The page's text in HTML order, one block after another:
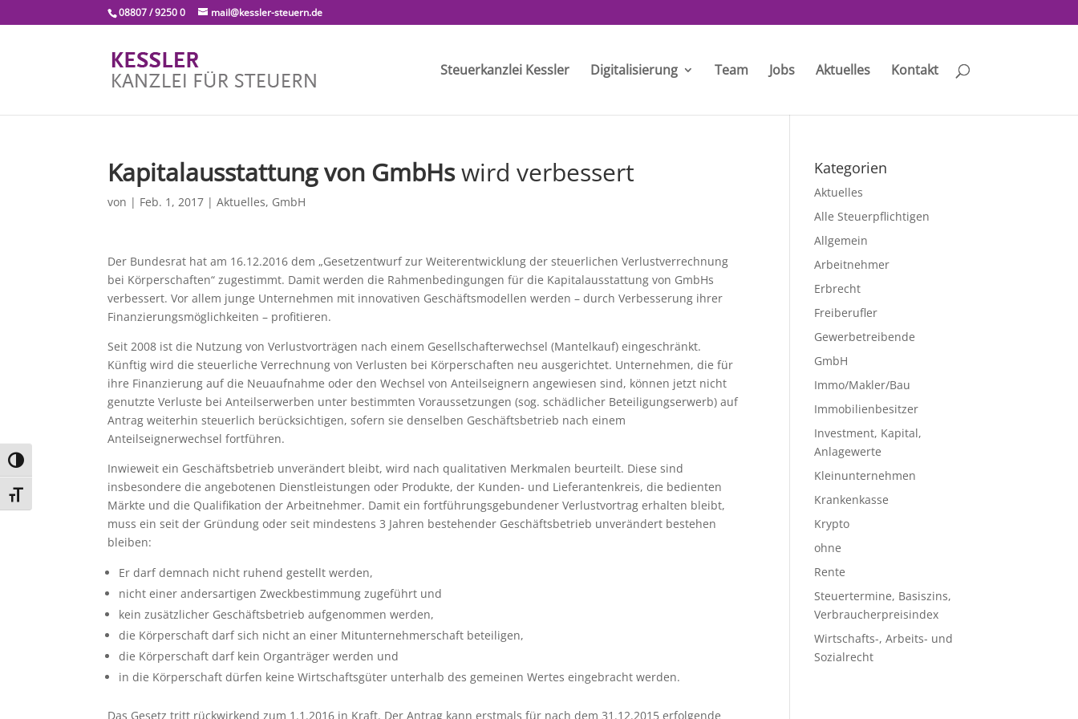
Umschalten auf hohe Kontraste
Schrift vergrößern
08807 / 9250 0 mail@kessler-steuern.de
Steuerkanzlei Kessler Digitalisierung Team Jobs Aktuelles Kontakt
Kapitalausstattung von GmbHswird verbessert
von | Feb. 1, 2017 |Aktuelles, GmbH
Der Bundesrat hat am 16.12.2016 dem „Gesetzentwurf zur Weiterentwicklung der steuerlichen Verlustverrechnung
bei Körperschaften“ zugestimmt. Damit werden die Rahmenbedingungen für die Kapitalausstattung von GmbHs
verbessert. Vor allem junge Unternehmen mit innovativen Geschäftsmodellen werden – durch Verbesserung ihrer
Finanzierungsmöglichkeiten – profitieren.
Seit 2008 ist die Nutzung von Verlustvorträgen nach einem Gesellschafterwechsel (Mantelkauf) eingeschränkt.
Künftig wird die steuerliche Verrechnung von Verlusten bei Körperschaften neu ausgerichtet. Unternehmen, die für
ihre Finanzierung auf die Neuaufnahme oder den Wechsel von Anteilseignern angewiesen sind, können jetzt nicht
genutzte Verluste bei Anteilserwerben unter bestimmten Voraussetzungen (sog. schädlicher Beteiligungserwerb) auf
Antrag weiterhin steuerlich berücksichtigen, sofern sie denselben Geschäftsbetrieb nach einem
Anteilseignerwechsel fortführen.
Inwieweit ein Geschäftsbetrieb unverändert bleibt, wird nach qualitativen Merkmalen beurteilt. Diese sind
insbesondere die angebotenen Dienstleistungen oder Produkte, der Kunden- und Lieferantenkreis, die bedienten
Märkte und die Qualifikation der Arbeitnehmer. Damit ein fortführungsgebundener Verlustvortrag erhalten bleibt,
muss ein seit der Gründung oder seit mindestens 3 Jahren bestehender Geschäftsbetrieb unverändert bestehen
bleiben:
Er darf demnach nicht ruhend gestellt werden,
nicht einer andersartigen Zweckbestimmung zugeführt und
kein zusätzlicher Geschäftsbetrieb aufgenommen werden,
die Körperschaft darf sich nicht an einer Mitunternehmerschaft beteiligen,
die Körperschaft darf kein Organträger werden und
in die Körperschaft dürfen keine Wirtschaftsgüter unterhalb des gemeinen Wertes eingebracht werden.
Das Gesetz tritt rückwirkend zum 1.1.2016 in Kraft. Der Antrag kann erstmals für nach dem 31.12.2015 erfolgende
Kategorien
Aktuelles
Alle Steuerpflichtigen
Allgemein
Arbeitnehmer
Erbrecht
Freiberufler
Gewerbetreibende
GmbH
Immo/Makler/Bau
Immobilienbesitzer
Investment, Kapital,
Anlagewerte
Kleinunternehmen
Krankenkasse
Krypto
ohne
Rente
Steuertermine, Basiszins,
Verbraucherpreisindex
Wirtschafts-, Arbeits- und
Sozialrecht